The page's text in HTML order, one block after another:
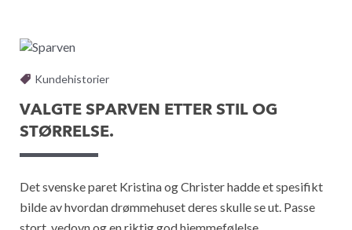
Kundehistorier
VALGTE SPARVEN ETTER STIL OG
STØRRELSE.
Det svenske paret Kristina og Christer hadde et spesifikt
bilde av hvordan drømmehuset deres skulle se ut. Passe